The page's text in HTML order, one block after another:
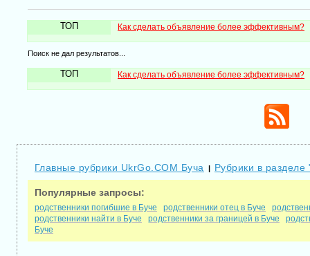
ТОП Как сделать объявление более эффективным?
Поиск не дал результатов...
ТОП Как сделать объявление более эффективным?
Главные рубрики UkrGo.COM Буча | Рубрики в разделе
Популярные запросы:
родственники погибшие в Буче родственники отец в Буче
родственники найти в Буче
родственники за границей в Буче
Буче